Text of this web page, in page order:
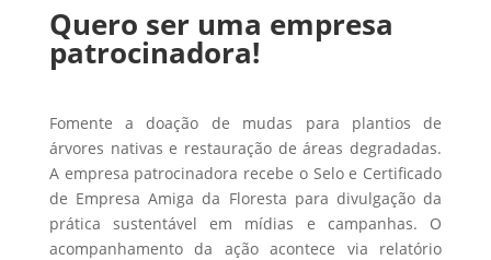
Quero ser uma empresa
patrocinadora!
Fomente a doação de mudas para plantios de
árvores nativas e restauração de áreas degradadas.
A empresa patrocinadora recebe o Selo e Certificado
de Empresa Amiga da Floresta para divulgação da
prática sustentável em mídias e campanhas. O
acompanhamento da ação acontece via relatório